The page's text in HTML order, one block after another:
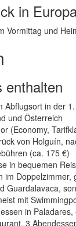
in
Vormittag und
enthalten
Abflugsort in der
und Österreich
(Economy,
von Holguín,
(ca. 175 €)
in bequemen
im Doppelzimmer,
Guardalavaca,
mit
in
3